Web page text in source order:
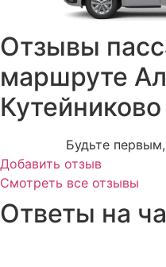
Отзывы
маршруте
Кутейниково
Будьте
Добавить отзыв
Смотреть все отзывы
Ответы на